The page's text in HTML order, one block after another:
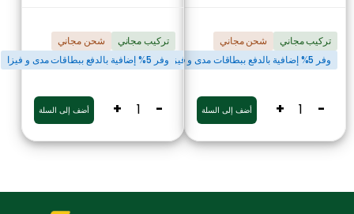
تركيب مجاني
شحن مجاني
وفر 5% إضافية بالدفع ببطاقات مدى و فيزا
-
+ أضف إلى السلة
تركيب مجاني
شحن مجاني
وفر 5% إضافية بالدفع ببطاقات مدى و فيزا
-
+ أضف إلى السلة